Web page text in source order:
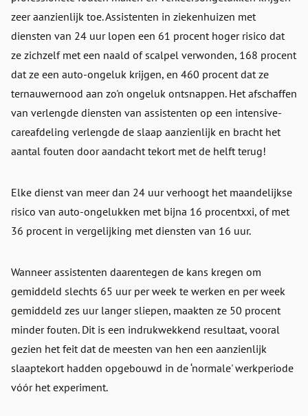
zeer aanzienlijk toe. Assistenten in ziekenhuizen met
diensten van 24 uur lopen een 61 procent hoger risico dat
ze zichzelf met een naald of scalpel verwonden, 168 procent
dat ze een auto-ongeluk krijgen, en 460 procent dat ze
ternauwernood aan zo'n ongeluk ontsnappen. Het afschaffen
van verlengde diensten van assistenten op een intensive-
careafdeling verlengde de slaap aanzienlijk en bracht het
aantal fouten door aandacht tekort met de helft terug!
Elke dienst van meer dan 24 uur verhoogt het maandelijkse
risico van auto-ongelukken met bijna 16 procentxxi, of met
36 procent in vergelijking met diensten van 16 uur.
Wanneer assistenten daarentegen de kans kregen om
gemiddeld slechts 65 uur per week te werken en per week
gemiddeld zes uur langer sliepen, maakten ze 50 procent
minder fouten. Dit is een indrukwekkend resultaat, vooral
gezien het feit dat de meesten van hen een aanzienlijk
slaaptekort hadden opgebouwd in de ‘normale' werkperiode
vóór het experiment.